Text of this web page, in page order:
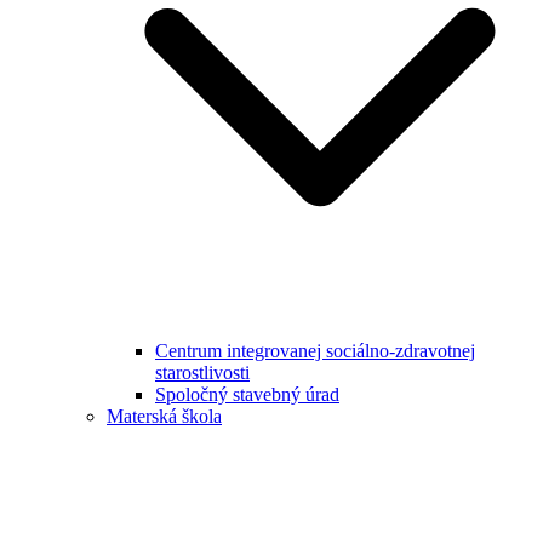
Centrum integrovanej sociálno-zdravotnej
starostlivosti
Spoločný stavebný úrad
Materská škola